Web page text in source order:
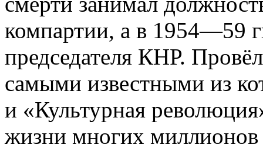
компартии, а в 1954—59
председателя КНР.
самыми известными из
и «Культурная
жизни многих